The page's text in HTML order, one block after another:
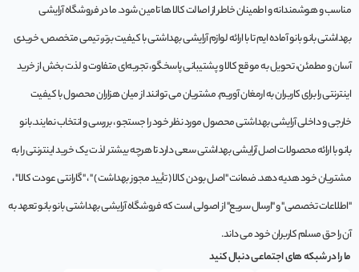
مناسب و هوشمندانه و اطمینان خاطر از اصالت کالا ها تامین شود. ما در فروشگاه آرایشی
بهداشتی بانو بانو آماده ایم تا با ارائه لوازم آرایشی بهداشتی با کیفیت برتر، تیمی متخصص، خریدی
آسان و مطمئن، تحویل به موقع کالا و پشتیبانی پاسخگو، تجربه‌ای متفاوت و لذت بخش از خرید
اینترنتی را برای کاربران به ارمغان آوریم. مشتريان می توانند از ميان هزاران محصول با کيفيت
خارجی و داخلی آرایشی بهداشتی محصول مورد نظر خود را جستجو ، بررسی و انتخاب نمايند.بانو
بانو با ارائه محصولات اصل آرایشی بهداشتی سعی دارد تا هرچه بیشتر لذت یک خرید اینترنتی را به
مشتریان خود هدیه دهد. ضمانت "اصل بودن کالا ( تأیید مجوز بهداشت ) " ، "گارانتی عودت کالا" ،
"اطلاعات تخصصی" و "ارسال سریع" از اصولی است که فروشگاه آرایشی بهداشتی بانو بانو تعهد به
آن را حق مسلم کاربران خود می داند.
ما را در شبکه های اجتماعی دنبال کنید